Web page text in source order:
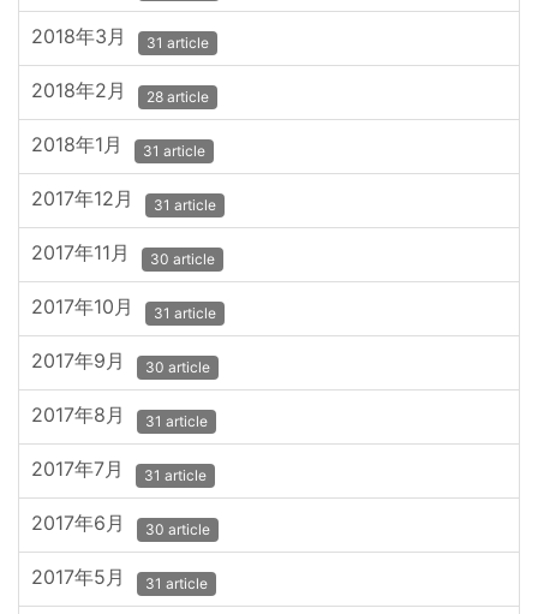
2018年3月 31 article
2018年2月 28 article
2018年1月 31 article
2017年12月 31 article
2017年11月 30 article
2017年10月 31 article
2017年9月 30 article
2017年8月 31 article
2017年7月 31 article
2017年6月 30 article
2017年5月 31 article